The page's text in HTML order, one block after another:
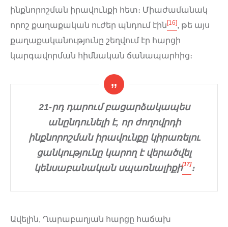
ինքնորոշման իրավունքի հետ։ Միաժամանակ
որոշ քաղաքական ուժեր պնդում էին [16], թե այս
քաղաքականությունը շեղվում էր հարցի
կարգավորման հիմնական ճանապարհից։
21-րդ դարում բացարձակապես
անընդունելի է, որ ժողովրդի
ինքնորոշման իրավունքը կիրառելու
ցանկությունը կարող է վերածվել
կենսաբանական սպառնալիքի[17]։
Ավելին, Ղարաբաղյան հարցը հաճախ